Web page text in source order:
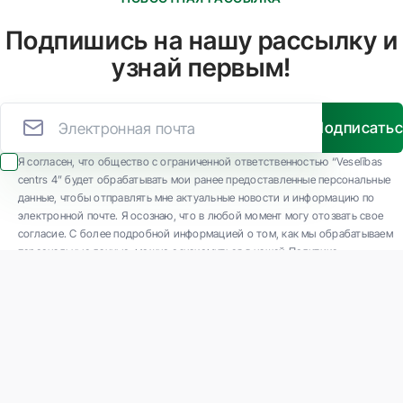
Подпишись на нашу рассылку и
узнай первым!
Я согласен, что общество с ограниченной ответственностью “Veselības
centrs 4” будет обрабатывать мои ранее предоставленные персональные
данные, чтобы отправлять мне актуальные новости и информацию по
электронной почте. Я осознаю, что в любой момент могу отозвать свое
согласие. С более подробной информацией о том, как мы обрабатываем
персональные данные, можно ознакомиться в нашей Политике